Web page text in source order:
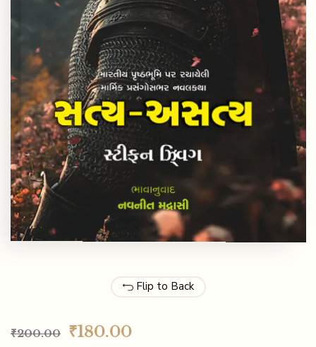
Flip to Back
₹200.00 ₹180.00